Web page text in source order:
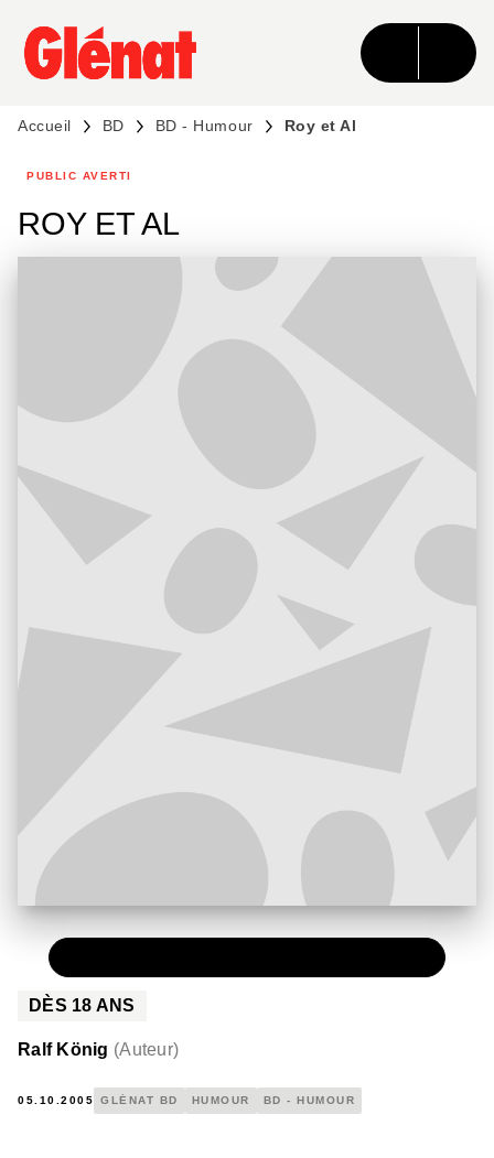
MENU RECHERCHE CONTENU
PIED DE PAGE
Accueil BD BD - Humour Roy et Al
PUBLIC AVERTI
ROY ET AL
DÈS 18 ANS
Ralf König (Auteur)
05.10.2005 GLÉNAT BD HUMOUR BD - HUMOUR